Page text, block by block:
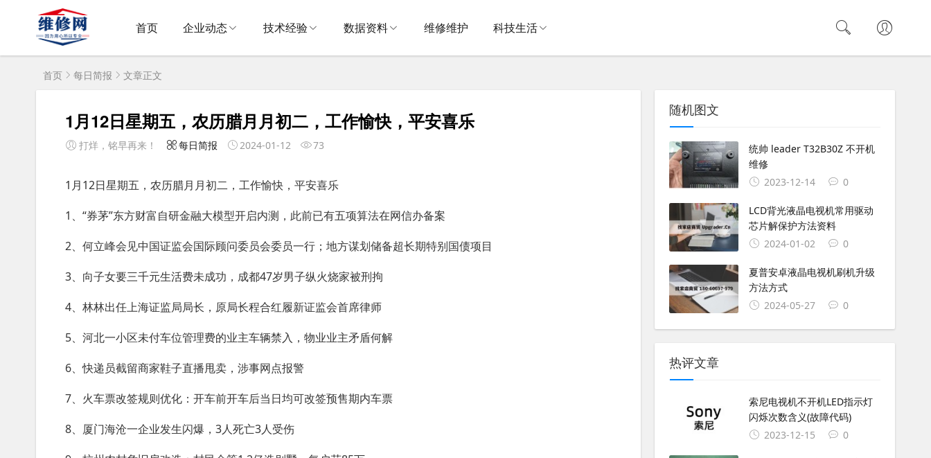
首页 企业动态 技术经验 数据资料 维修维护 科技生活
首页 每日简报 文章正文
1月12日星期五，农历腊月月初二，工作愉快，平安喜乐
打烊，铭早再来！ 每日简报 2024-01-12 73
1月12日星期五，农历腊月月初二，工作愉快，平安喜乐
1、“券茅”东方财富自研金融大模型开启内测，此前已有五项算法在网信办备案
2、何立峰会见中国证监会国际顾问委员会委员一行；地方谋划储备超长期特别国债项目
3、向子女要三千元生活费未成功，成都47岁男子纵火烧家被刑拘
4、林林出任上海证监局局长，原局长程合红履新证监会首席律师
5、河北一小区未付车位管理费的业主车辆禁入，物业业主矛盾何解
6、快递员截留商家鞋子直播甩卖，涉事网点报警
7、火车票改签规则优化：开车前开车后当日均可改签预售期内车票
8、厦门海沧一企业发生闪爆，3人死亡3人受伤
随机图文
统帅 leader T32B30Z 不开机
维修
2023-12-14
0
LCD背光液晶电视机常用驱动
芯片解保护方法资料
2024-01-02
0
夏普安卓液晶电视机刷机升级
方法方式
2024-05-27
0
热评文章
索尼电视机不开机LED指示灯
闪烁次数含义(故障代码)
2023-12-15
0